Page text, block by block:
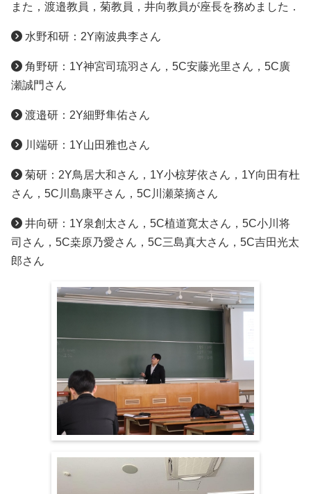
また，渡邉教員，菊教員，井向教員が座長を務めました．
水野和研：2Y南波典李さん
角野研：1Y神宮司琉羽さん，5C安藤光里さん，5C廣
瀬誠門さん
渡邉研：2Y細野隼佑さん
川端研：1Y山田雅也さん
菊研：2Y鳥居大和さん，1Y小椋芽依さん，1Y向田有杜
さん，5C川島康平さん，5C川瀬菜摘さん
井向研：1Y泉創太さん，5C植道寛太さん，5C小川将
司さん，5C桒原乃愛さん，5C三島真大さん，5C吉田光太
郎さん